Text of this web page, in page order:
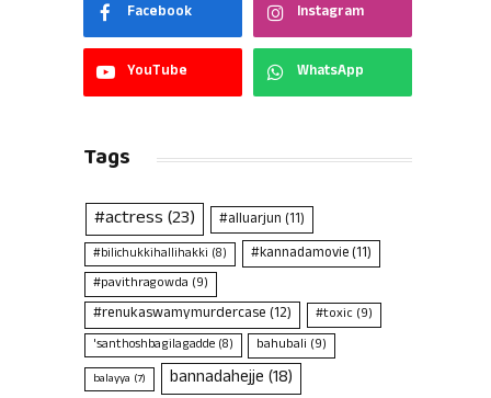
Facebook Instagram
YouTube WhatsApp
Tags
#actress(23) #alluarjun(11)
#bilichukkihallihakki (8) #kannadamovie(11)
#pavithragowda (9)
#renukaswamymurdercase(12) #toxic(9)
'santhoshbagilagadde (8) bahubali (9)
balayya (7) bannadahejje(18)